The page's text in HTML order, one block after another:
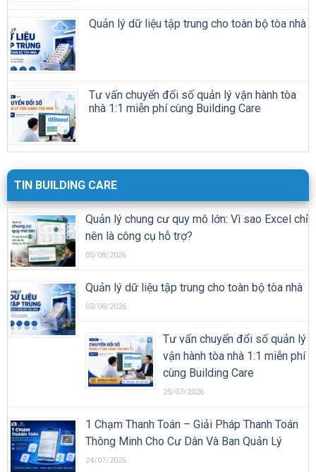
Quản lý dữ liệu tập trung cho toàn bộ tòa nhà
Tư vấn chuyển đổi số quản lý vận hành tòa
nhà 1:1 miễn phí cùng Building Care
TIN BUILDING CARE
Quản lý chung cư quy mô lớn: Vì sao Excel chỉ
nên là công cụ hỗ trợ?
05/08/2026
Quản lý dữ liệu tập trung cho toàn bộ tòa nhà
03/08/2026
Tư vấn chuyển đổi số quản lý
vận hành tòa nhà 1:1 miễn phí
cùng Building Care
25/07/2026
1 Chạm Thanh Toán – Giải Pháp Thanh Toán
Thông Minh Cho Cư Dân Và Ban Quản Lý
24/07/2026